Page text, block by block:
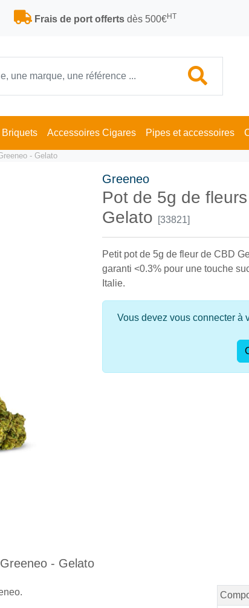
Frais de port offertsdès 500€HT
Briquets Accessoires Cigares Pipes et accessoires
- Gelato
Greeneo
Pot de 5g de
Gelato
[33821]
Petit pot de 5g de fleur de CBD
garanti <0.3% pour une touche
Italie.
Vous devez vous connecter à
- Gelato